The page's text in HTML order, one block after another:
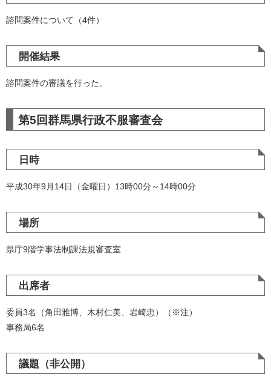
諮問案件について（4件）
開催結果
諮問案件の審議を行った。
第5回群馬県行政不服審査会
日時
平成30年9月14日（金曜日）13時00分～14時00分
場所
県庁9階学事法制課法規審査室
出席者
委員3名（角田雅博、木村仁美、岩崎忠）（※注）
事務局6名
議題（非公開）